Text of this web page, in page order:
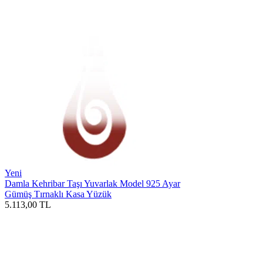
Yeni
Damla Kehribar Taşı Yuvarlak Model 925 Ayar
Gümüş Tırnaklı Kasa Yüzük
5.113,00 TL